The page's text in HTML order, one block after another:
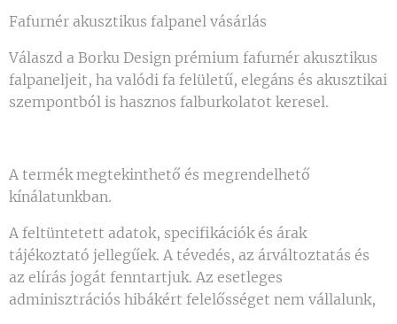
Fafurnér akusztikus falpanel vásárlás
Válaszd a Borku Design prémium fafurnér akusztikus
falpaneljeit, ha valódi fa felületű, elegáns és akusztikai
szempontból is hasznos falburkolatot keresel.
A termék megtekinthető és megrendelhető
kínálatunkban.
A feltüntetett adatok, specifikációk és árak
tájékoztató jellegűek. A tévedés, az árváltoztatás és
az elírás jogát fenntartjuk. Az esetleges
adminisztrációs hibákért felelősséget nem vállalunk,